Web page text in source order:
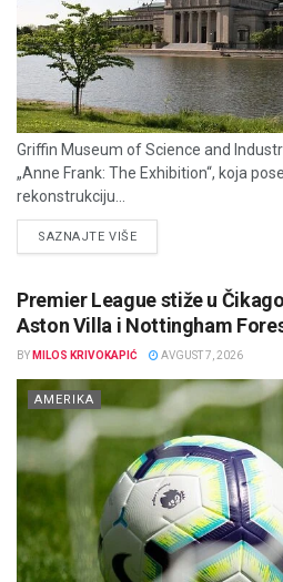
Griffin Museum of Science and
„Anne Frank: The Exhibition“, koja
rekonstrukciju...
SAZNAJTE VIŠEDETAILS
Premier League stiže u
Aston Villa i Nottingham
BY MILOS KRIVOKAPIĆ AVGUST 7, 2026
AMERIKA